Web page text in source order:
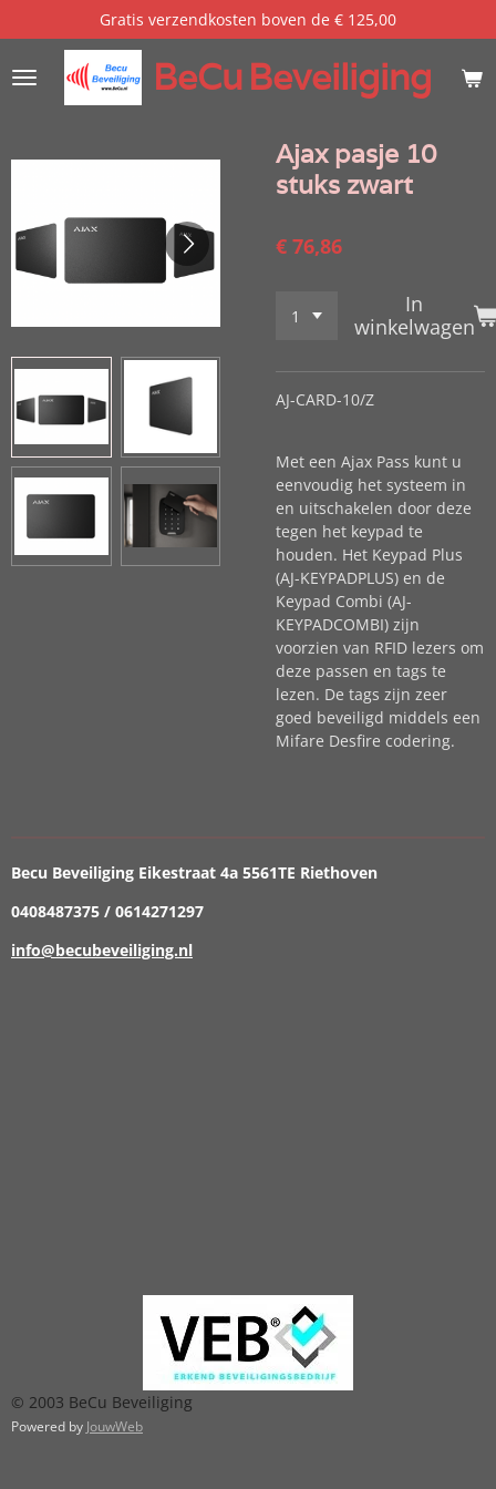
direct
naar
de
BeCuBeveiliging
Gratis verzendkosten boven de € 125,00
Ajax pasje 10
stuks zwart
€ 76,86
In
winkelwagen
AJ-CARD-10/Z
Met een Ajax Pass kunt u
eenvoudig het systeem in
en uitschakelen door deze
tegen het keypad te
houden. Het Keypad Plus
(AJ-KEYPADPLUS) en de
Keypad Combi (AJ-
KEYPADCOMBI) zijn
voorzien van RFID lezers om
deze passen en tags te
lezen. De tags zijn zeer
goed beveiligd middels een
Mifare Desfire codering.
Becu Beveiliging Eikestraat 4a 5561TE Riethoven
0408487375 / 0614271297
info@becubeveiliging.nl
© 2003 BeCu Beveiliging
Powered by JouwWeb